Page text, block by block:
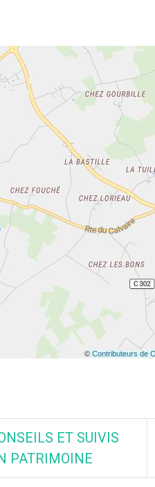
ET SUIVIS
PATRIMOINE